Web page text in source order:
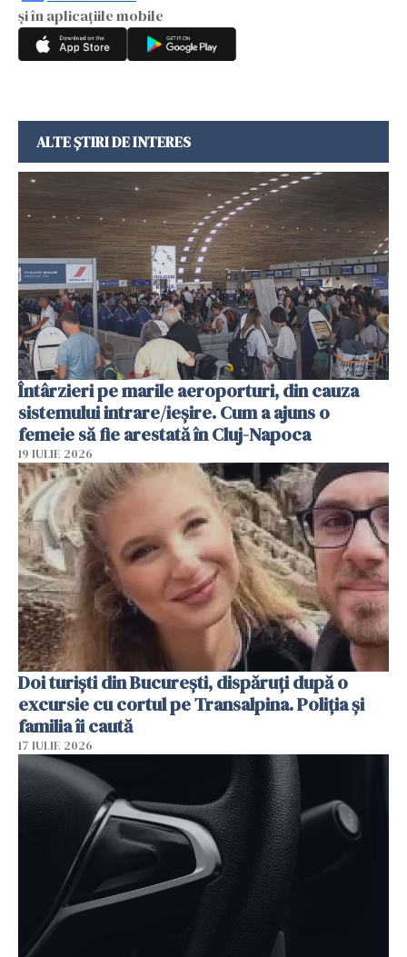
și în aplicațiile mobile
ALTE ȘTIRI DE INTERES
Întârzieri pe marile aeroporturi, din cauza
sistemului intrare/ieșire. Cum a ajuns o
femeie să fie arestată în Cluj-Napoca
19 IULIE 2026
Doi turiști din București, dispăruți după o
excursie cu cortul pe Transalpina. Poliția și
familia îi caută
17 IULIE 2026